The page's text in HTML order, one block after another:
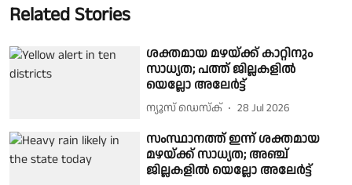
Related Stories
ശക്തമായ മഴയ്ക്ക് കാറ്റിനും
സാധ്യത; പത്ത് ജില്ലകളിൽ
യെല്ലോ അലേർട്ട്
ന്യൂസ് ഡെസ്ക് 28 Jul 2026
സംസ്ഥാനത്ത് ഇന്ന് ശക്തമായ
മഴയ്ക്ക് സാധ്യത; അഞ്ച്
ജില്ലകളിൽ യെല്ലോ അലേർട്ട്